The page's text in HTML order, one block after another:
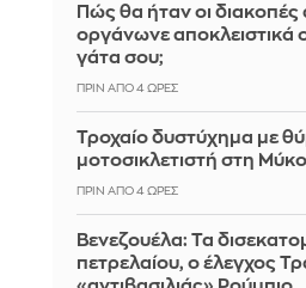
Πώς θα ήταν οι διακοπές
οργάνωνε αποκλειστικά
γάτα σου;
ΠΡΙΝ ΑΠΌ 4 ΏΡΕΣ
Τροχαίο δυστύχημα με
μοτοσικλετιστή στη
ΠΡΙΝ ΑΠΌ 4 ΏΡΕΣ
Βενεζουέλα: Τα
πετρελαίου, ο έλεγχος